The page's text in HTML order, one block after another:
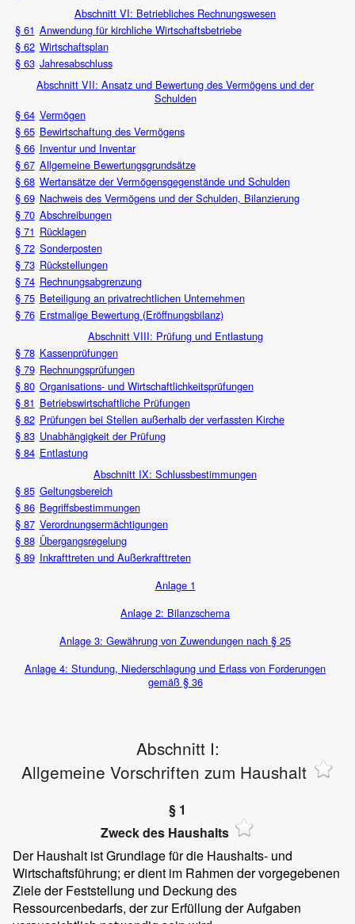
Abschnitt VI: Betriebliches Rechnungswesen
§ 61 Anwendung für kirchliche Wirtschaftsbetriebe
§ 62 Wirtschaftsplan
§ 63 Jahresabschluss
Abschnitt VII: Ansatz und Bewertung des Vermögens und der
Schulden
§ 64 Vermögen
§ 65 Bewirtschaftung des Vermögens
§ 66 Inventur und Inventar
§ 67 Allgemeine Bewertungsgrundsätze
§ 68 Wertansätze der Vermögensgegenstände und Schulden
§ 69 Nachweis des Vermögens und der Schulden, Bilanzierung
§ 70 Abschreibungen
§ 71 Rücklagen
§ 72 Sonderposten
§ 73 Rückstellungen
§ 74 Rechnungsabgrenzung
§ 75 Beteiligung an privatrechtlichen Unternehmen
§ 76 Erstmalige Bewertung (Eröffnungsbilanz)
Abschnitt VIII: Prüfung und Entlastung
§ 78 Kassenprüfungen
§ 79 Rechnungsprüfungen
§ 80 Organisations- und Wirtschaftlichkeitsprüfungen
§ 81 Betriebswirtschaftliche Prüfungen
§ 82 Prüfungen bei Stellen außerhalb der verfassten Kirche
§ 83 Unabhängigkeit der Prüfung
§ 84 Entlastung
Abschnitt IX: Schlussbestimmungen
§ 85 Geltungsbereich
§ 86 Begriffsbestimmungen
§ 87 Verordnungsermächtigungen
§ 88 Übergangsregelung
§ 89 Inkrafttreten und Außerkrafttreten
Anlage 1
Anlage 2: Bilanzschema
Anlage 3: Gewährung von Zuwendungen nach § 25
Anlage 4: Stundung, Niederschlagung und Erlass von Forderungen
gemäß § 36
Abschnitt I:
Allgemeine Vorschriften zum Haushalt
§ 1
Zweck des Haushalts
Der Haushalt ist Grundlage für die Haushalts- und
Wirtschaftsführung; er dient im Rahmen der vorgegebenen
Ziele der Feststellung und Deckung des
Ressourcenbedarfs, der zur Erfüllung der Aufgaben